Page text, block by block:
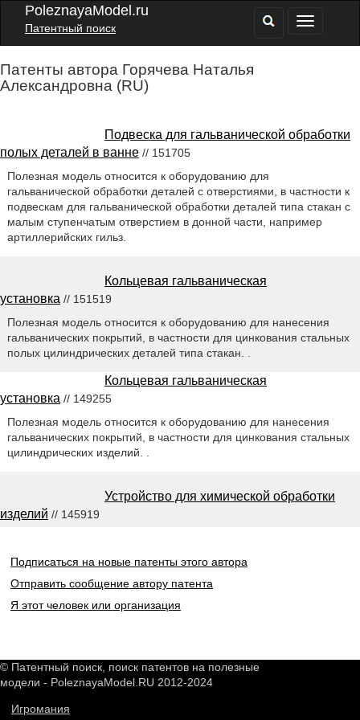
PoleznayaModel.ru
Патентный поиск
Патенты автора Горячева Наталья
Александровна (RU)
Подвеска для гальванической обработки
полых деталей в ванне // 151705
Полезная модель относится к оборудованию для
гальванической обработки деталей с отверстиями, в частности к
подвескам для гальванической обработки деталей типа стакан с
малым ступенчатым отверстием в донной части, например
артиллерийских гильз.
Кольцевая гальваническая
установка // 151519
Полезная модель относится к оборудованию для нанесения
гальванических покрытий, в частности для цинкования стальных
полых цилиндрических деталей типа стакан. .
Кольцевая гальваническая
установка // 149255
Полезная модель относится к оборудованию для нанесения
гальванических покрытий, в частности для цинкования стальных
цилиндрических изделий. .
Устройство для химической обработки
изделий // 145919
Подписаться на новые патенты этого автора
Отправить сообщение автору патента
Я этот человек или организация
© Патентный поиск, поиск патентов на полезные
модели - PoleznayaModel.RU 2012-2024
Игромания